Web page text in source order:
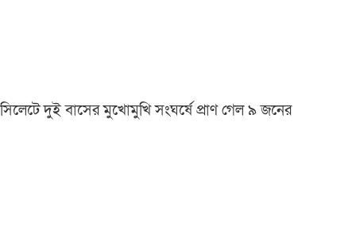
সিলেটে দুই বাসের মুখোমুখি সংঘর্ষে প্রাণ গেল ৯ জনের